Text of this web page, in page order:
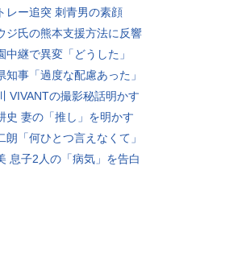
レー追突 刺青男の素顔
ジ氏の熊本支援方法に反響
中継で異変「どうした」
知事「過度な配慮あった」
VIVANTの撮影秘話明かす
史 妻の「推し」を明かす
朗「何ひとつ言えなくて」
息子2人の「病気」を告白